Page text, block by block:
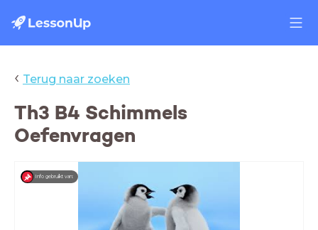
‹ Terug naar zoeken
Th3 B4 Schimmels
Oefenvragen
Info gebruikt van: